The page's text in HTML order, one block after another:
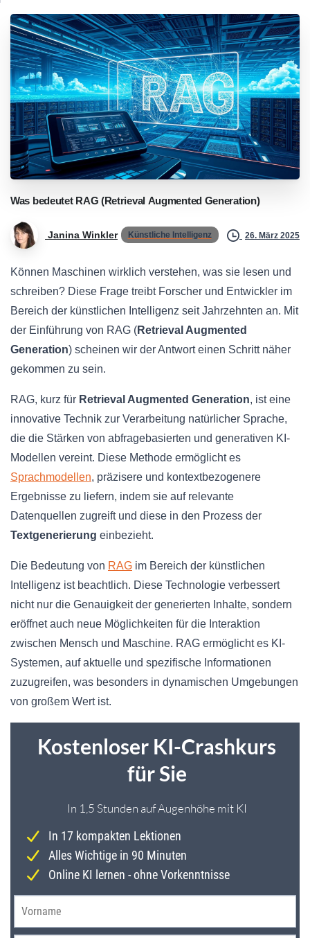
Was bedeutet RAG (Retrieval Augmented Generation)
Janina Winkler Künstliche Intelligenz 26. März 2025
Können Maschinen wirklich verstehen, was sie lesen und
schreiben? Diese Frage treibt Forscher und Entwickler im
Bereich der künstlichen Intelligenz seit Jahrzehnten an. Mit
der Einführung von RAG (Retrieval Augmented
Generation) scheinen wir der Antwort einen Schritt näher
gekommen zu sein.
RAG, kurz für Retrieval Augmented Generation, ist eine
innovative Technik zur Verarbeitung natürlicher Sprache,
die die Stärken von abfragebasierten und generativen KI-
Modellen vereint. Diese Methode ermöglicht es
Sprachmodellen, präzisere und kontextbezogenere
Ergebnisse zu liefern, indem sie auf relevante
Datenquellen zugreift und diese in den Prozess der
Textgenerierung einbezieht.
Die Bedeutung von RAG im Bereich der künstlichen
Intelligenz ist beachtlich. Diese Technologie verbessert
nicht nur die Genauigkeit der generierten Inhalte, sondern
eröffnet auch neue Möglichkeiten für die Interaktion
zwischen Mensch und Maschine. RAG ermöglicht es KI-
Systemen, auf aktuelle und spezifische Informationen
zuzugreifen, was besonders in dynamischen Umgebungen
von großem Wert ist.